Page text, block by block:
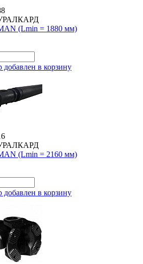
УРАЛКАРД
(Lmin = 1880 мм)
добавлен в корзину
УРАЛКАРД
(Lmin = 2160 мм)
добавлен в корзину